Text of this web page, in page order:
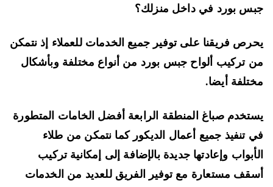
بورد في داخل منزلك؟
فريقنا على توفير جميع الخدمات للعملاء إذ نتمكن
تركيب ألواح جبس بورد من أنواع مختلفة وبأشكال
أيضا.
صباغ المنطقة الرابعة أفضل الخامات المتطورة
تنفيذ جميع أعمال الديكور كما نتمكن من طلاء
وإعادتها جديدة بالإضافة إلى إمكانية تركيب
مستعارة مع توفير الفريق للعديد من الخدمات